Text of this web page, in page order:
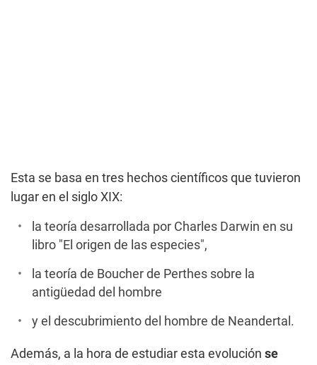
Esta se basa en tres hechos científicos que tuvieron
lugar en el siglo XIX:
la teoría desarrollada por Charles Darwin en su
libro "El origen de las especies",
la teoría de Boucher de Perthes sobre la
antigüedad del hombre
y el descubrimiento del hombre de Neandertal.
Además, a la hora de estudiar esta evolución se